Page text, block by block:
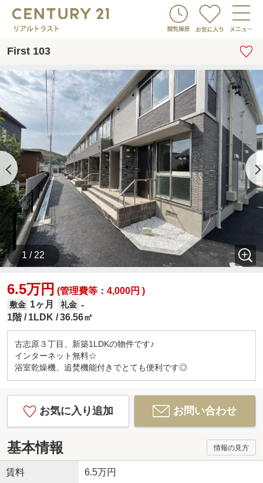
First 103
1 / 22
6.5万円 (管理費等：4,000円 )
敷金 1ヶ月 礼金 -
1階
1LDK 36.56㎡
古志原３丁目、新築1LDKの物件です♪
インターネット無料☆
浴室乾燥機、追焚機能付きでとても便利です◎
お気に入り追加 お問い合わせ
基本情報 情報の見方
賃料 6.5万円